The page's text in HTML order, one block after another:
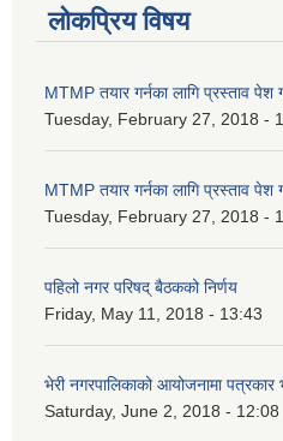
लोकप्रिय विषय
MTMP तयार गर्नका लागि प्रस्ताव पेश
Tuesday, February 27, 2018 -
MTMP तयार गर्नका लागि प्रस्ताव पेश
Tuesday, February 27, 2018 -
पहिलो नगर परिषद् बैठकको निर्णय
Friday, May 11, 2018 - 13:43
भेरी नगरपालिकाको आयोजनामा पत्रकार
Saturday, June 2, 2018 - 12:08